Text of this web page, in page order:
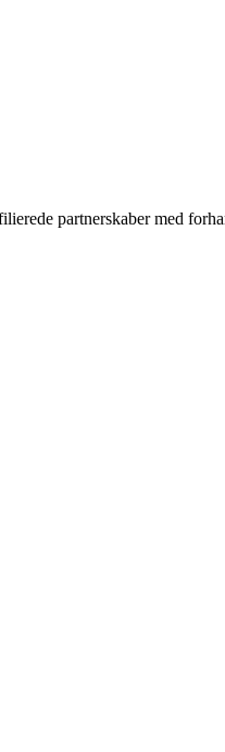
partnerskaber med